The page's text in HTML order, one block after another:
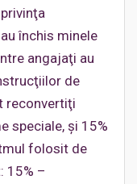
închis minele
angajaţi au
de
reconvertiţi
speciale, şi 15%
folosit de
15% –